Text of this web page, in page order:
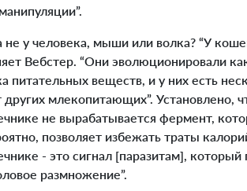
не у человека, мыши или волка? “У
Вебстер. “Они эволюционировали
питательных веществ, и у них есть
млекопитающих”. Установлено,
не вырабатывается фермент,
позволяет избежать траты
- это сигнал [паразитам], который
размножение”.